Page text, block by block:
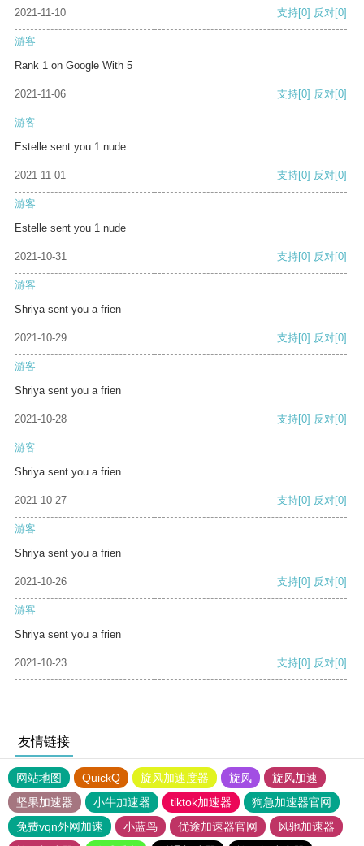
2021-11-10 支持[0] 反对[0]
游客
Rank 1 on Google With 5
2021-11-06 支持[0] 反对[0]
游客
Estelle sent you 1 nude
2021-11-01 支持[0] 反对[0]
游客
Estelle sent you 1 nude
2021-10-31 支持[0] 反对[0]
游客
Shriya sent you a frien
2021-10-29 支持[0] 反对[0]
游客
Shriya sent you a frien
2021-10-28 支持[0] 反对[0]
游客
Shriya sent you a frien
2021-10-27 支持[0] 反对[0]
游客
Shriya sent you a frien
2021-10-26 支持[0] 反对[0]
游客
Shriya sent you a frien
2021-10-23 支持[0] 反对[0]
友情链接
网站地图 QuickQ 旋风加速度器 旋风
旋风加速
坚果加速器
小牛加速器 tiktok加速器
狗急加速器官网
免费vqn外网加速
小蓝鸟 优途加速器官网
风驰加速器